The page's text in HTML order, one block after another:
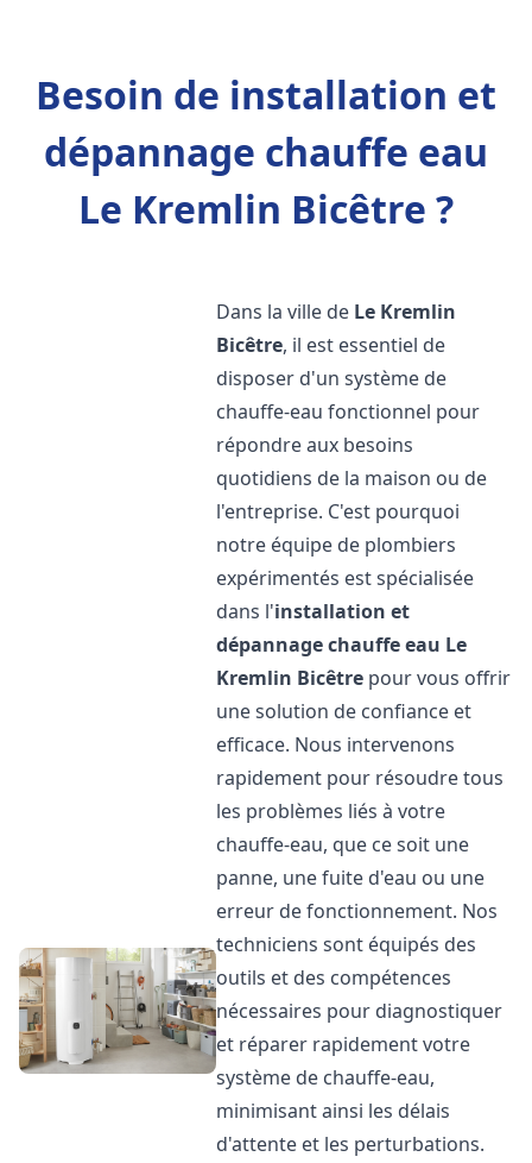
Besoin de installation et
dépannage chauffe eau
Le Kremlin Bicêtre ?
Dans la ville de Le Kremlin
Bicêtre, il est essentiel de
disposer d'un système de
chauffe-eau fonctionnel pour
répondre aux besoins
quotidiens de la maison ou de
l'entreprise. C'est pourquoi
notre équipe de plombiers
expérimentés est spécialisée
dans l'installation et
dépannage chauffe eau Le
Kremlin Bicêtre pour vous offrir
une solution de confiance et
efficace. Nous intervenons
rapidement pour résoudre tous
les problèmes liés à votre
chauffe-eau, que ce soit une
panne, une fuite d'eau ou une
erreur de fonctionnement. Nos
techniciens sont équipés des
outils et des compétences
nécessaires pour diagnostiquer
et réparer rapidement votre
système de chauffe-eau,
minimisant ainsi les délais
d'attente et les perturbations.